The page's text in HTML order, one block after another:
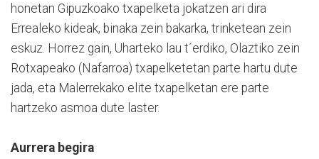
honetan Gipuzkoako txapelketa jokatzen ari dira
Errealeko kideak, binaka zein bakarka, trinketean zein
eskuz. Horrez gain, Uharteko lau t´erdiko, Olaztiko zein
Rotxapeako (Nafarroa) txapelketetan parte hartu dute
jada, eta Malerrekako elite txapelketan ere parte
hartzeko asmoa dute laster.
Aurrera begira